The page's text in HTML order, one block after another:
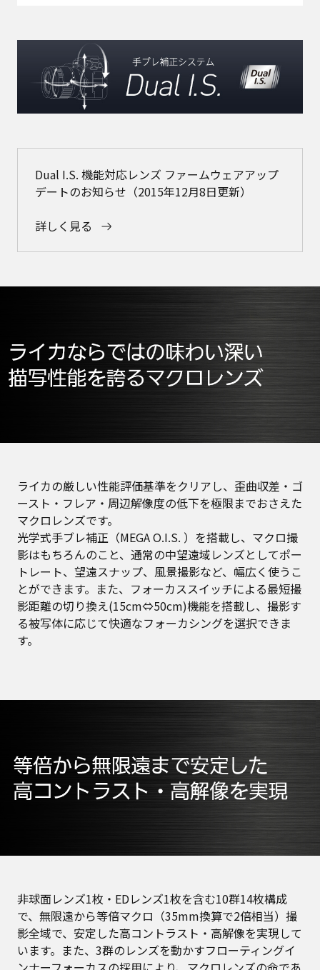
Dual I.S. 機能対応レンズ ファームウェアアップ
デートのお知らせ（2015年12月8日更新）
詳しく見る
ライカの厳しい性能評価基準をクリアし、歪曲収差・ゴ
ースト・フレア・周辺解像度の低下を極限までおさえた
マクロレンズです。
光学式手ブレ補正（MEGA O.I.S. ）を搭載し、マクロ撮
影はもちろんのこと、通常の中望遠域レンズとしてポー
トレート、望遠スナップ、風景撮影など、幅広く使うこ
とができます。また、フォーカススイッチによる最短撮
影距離の切り換え(15cm⇔50cm)機能を搭載し、撮影す
る被写体に応じて快適なフォーカシングを選択できま
す。
非球面レンズ1枚・EDレンズ1枚を含む10群14枚構成
で、無限遠から等倍マクロ（35mm換算で2倍相当）撮
影全域で、安定した高コントラスト・高解像を実現して
います。また、3群のレンズを動かすフローティングイ